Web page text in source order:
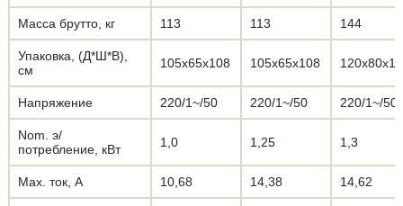
Масса брутто, кг 113 113 144
Упаковка, (Д*Ш*В),
см
105х65х108 105х65х108
Напряжение 220/1~/50 220/1~/50 220/1~/50
Nom. э/
потребление, кВт
1,0 1,25 1,3
Max. ток, А 10,68 14,38 14,62